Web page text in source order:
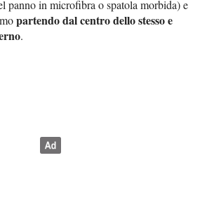
panno in microfibra o spatola morbida) e
partendo dal centro dello stesso e
.